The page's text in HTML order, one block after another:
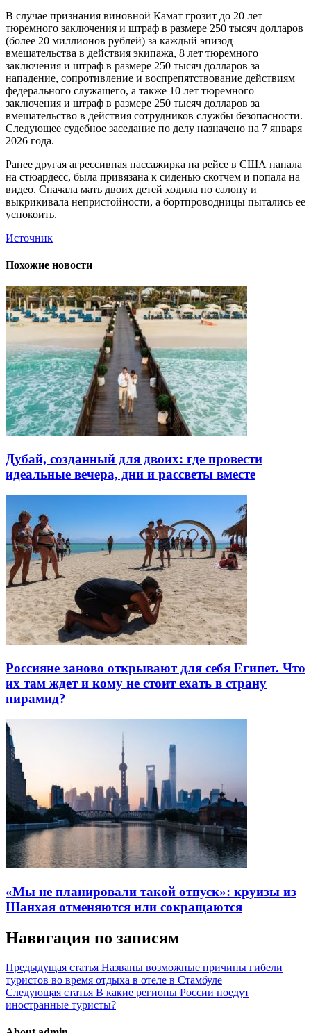
В случае признания виновной Камат грозит до 20 лет
тюремного заключения и штраф в размере 250 тысяч долларов
(более 20 миллионов рублей) за каждый эпизод
вмешательства в действия экипажа, 8 лет тюремного
заключения и штраф в размере 250 тысяч долларов за
нападение, сопротивление и воспрепятствование действиям
федерального служащего, а также 10 лет тюремного
заключения и штраф в размере 250 тысяч долларов за
вмешательство в действия сотрудников службы безопасности.
Следующее судебное заседание по делу назначено на 7 января
2026 года.
Ранее другая агрессивная пассажирка на рейсе в США напала
на стюардесс, была привязана к сиденью скотчем и попала на
видео. Сначала мать двоих детей ходила по салону и
выкрикивала непристойности, а бортпроводницы пытались ее
успокоить.
Источник
Похожие новости
Дубай, созданный для двоих: где провести
идеальные вечера, дни и рассветы вместе
Россияне заново открывают для себя Египет. Что
их там ждет и кому не стоит ехать в страну
пирамид?
«Мы не планировали такой отпуск»: круизы из
Шанхая отменяются или сокращаются
Навигация по записям
Предыдущая статья Названы возможные причины гибели
туристов во время отдыха в отеле в Стамбуле
Следующая статья В какие регионы России поедут
иностранные туристы?